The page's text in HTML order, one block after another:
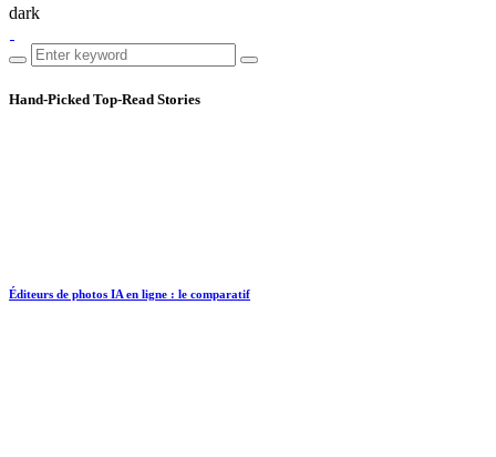
dark
Hand-Picked Top-Read Stories
Éditeurs de photos IA en ligne : le comparatif